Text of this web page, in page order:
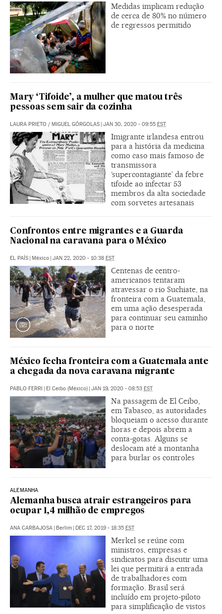
Medidas implicam redução
de cerca de 80% no número
de regressos permitido
Mary ‘Tifoide’, a mulher que matou três
pessoas sem sair da cozinha
LAURA PRIETO / MIGUEL GÓRGOLAS JAN 30, 2020 - 09:55 EST
Imigrante irlandesa entrou
para a história da medicina
como caso mais famoso de
transmissora
‘supercontagiante’ da febre
tifoide ao infectar 53
membros da alta sociedade
com sorvetes artesanais
Confrontos entre migrantes e a Guarda
Nacional na caravana para o México
EL PAÍS México JAN 22, 2020 - 10:38 EST
Centenas de centro-
americanos tentaram
atravessar o rio Suchiate, na
fronteira com a Guatemala,
em uma ação desesperada
para continuar seu caminho
para o norte
México fecha fronteira com a Guatemala ante
a chegada da nova caravana migrante
PABLO FERRI El Ceibo (México) JAN 19, 2020 - 08:53 EST
Na passagem de El Ceibo,
em Tabasco, as autoridades
bloqueiam o acesso durante
horas e depois abrem a
conta-gotas. Alguns se
deslocam até a montanha
para burlar os controles
ALEMANHA
Alemanha busca atrair estrangeiros para
ocupar 1,4 milhão de empregos
ANA CARBAJOSA | Berlim | DEC 17, 2019 - 18:35 EST
Merkel se reúne com
ministros, empresas e
sindicatos para discutir uma
lei que permitirá a entrada
de trabalhadores com
formação. Brasil será
incluído em projeto-piloto
para simplificação de vistos